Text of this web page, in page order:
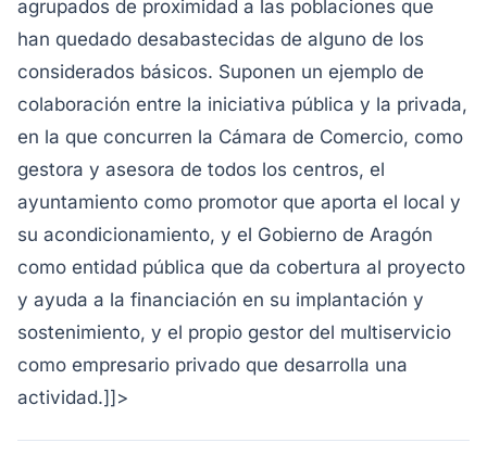
agrupados de proximidad a las poblaciones que
han quedado desabastecidas de alguno de los
considerados básicos. Suponen un ejemplo de
colaboración entre la iniciativa pública y la privada,
en la que concurren la Cámara de Comercio, como
gestora y asesora de todos los centros, el
ayuntamiento como promotor que aporta el local y
su acondicionamiento, y el Gobierno de Aragón
como entidad pública que da cobertura al proyecto
y ayuda a la financiación en su implantación y
sostenimiento, y el propio gestor del multiservicio
como empresario privado que desarrolla una
actividad.]]>